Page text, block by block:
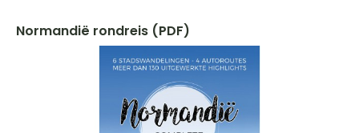
Normandië rondreis (PDF)